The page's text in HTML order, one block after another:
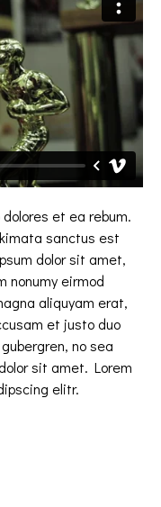
et ea rebum.
sanctus est
dolor sit amet,
nonumy eirmod
aliquyam erat,
et justo duo
no sea
sit amet. Lorem
elitr.